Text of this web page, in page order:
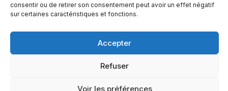
consentir ou de retirer son consentement peut avoir un effet négatif
sur certaines caractéristiques et fonctions.
Accepter
Refuser
Voir les préférences
© Copyright 2026 – Altomédia Inc |
Ce site internet a été conçu et développé par Chameleon Ideas